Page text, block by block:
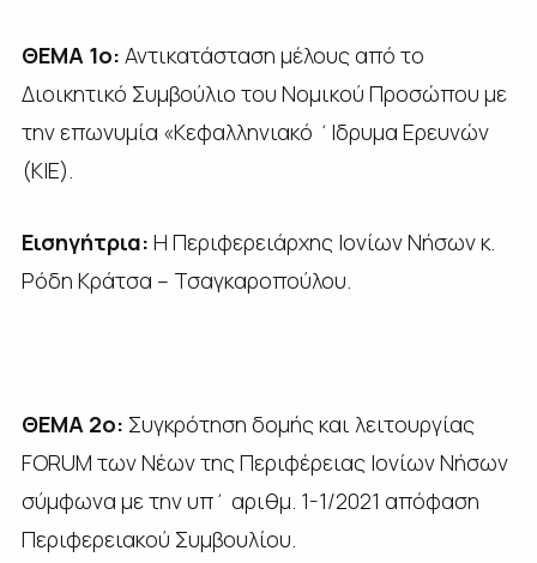
ΘΕΜΑ 1ο: Αντικατάσταση μέλους από το
Διοικητικό Συμβούλιο του Νομικού Προσώπου με
την επωνυμία «Κεφαλληνιακό ΄Ιδρυμα Ερευνών
(ΚΙΕ).
Εισηγήτρια: Η Περιφερειάρχης Ιονίων Νήσων κ.
Ρόδη Κράτσα – Τσαγκαροπούλου.
ΘΕΜΑ 2ο: Συγκρότηση δομής και λειτουργίας
FORUM των Νέων της Περιφέρειας Ιονίων Νήσων
σύμφωνα με την υπ΄ αριθμ. 1-1/2021 απόφαση
Περιφερειακού Συμβουλίου.